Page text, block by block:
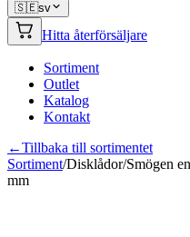
🇸🇪sv
Hitta återförsäljare
Sortiment
Outlet
Katalog
Kontakt
←Tillbaka till sortimentet
Sortiment/Disklådor/Smögen
mm